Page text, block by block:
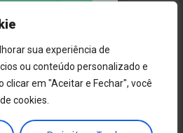
sua experiência de
ou conteúdo personalizado e
em "Aceitar e Fechar", você
cookies.
conteúdo é
autorais.
ou
por favor,
de origem